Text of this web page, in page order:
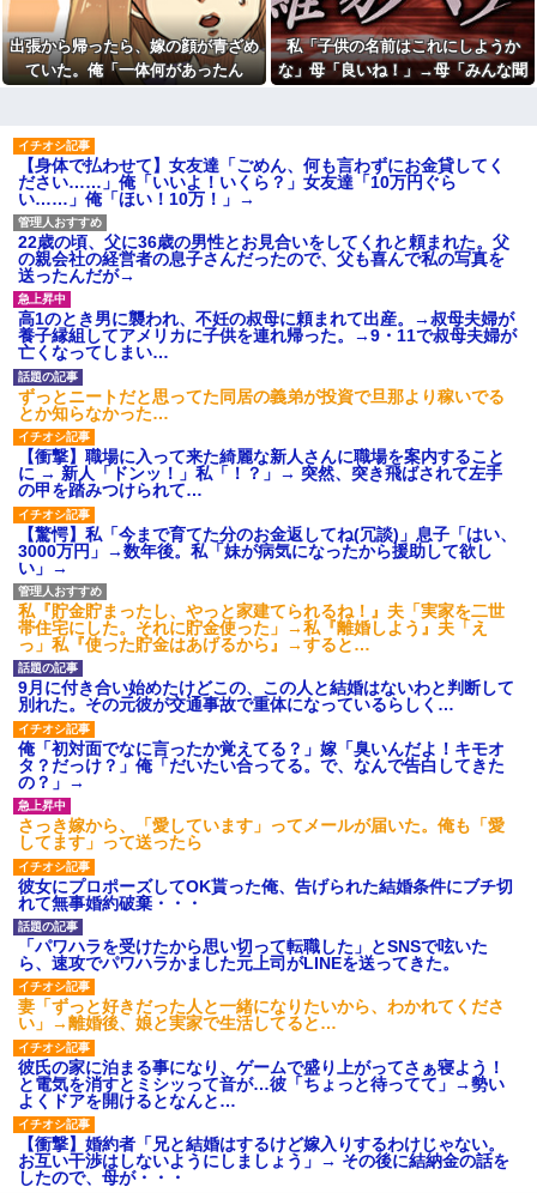
「まっちゃんぐらい稼いでた
ら最終的には許すかもｗ」って
言ったら旦那が突然怒り出し
た。このまま情まで枯渇しそう
出張から帰ったら、嫁の顔が
シャウエッセン公式、またこ
ういうのでいい丼をポスト
AIさん、ドラクエ6を理想的に
アニメ化してしまう
ダイアンのじゃない方がユー
スケさんになってしまっている
という事実←これ
女「43億円注文して………キ
ャンセルっと！」←こいつの目
的
洋服の青山、空調ウェアを発
売ｗｗｗｗｗｗ
賃貸物件を内覧中、ベランダ
に出たら突然ゾワッと両腕に鳥
肌が出た。「やっぱりこの部屋
嫌だ」と思った瞬間、体が前に
ドンッと突き飛ばされて…
ハードオフに売っていた4万
4000円のフィギュアがヤバすぎ
るｗｗｗｗｗｗ「こんな高い
の？ｗｗ」「逆に超安い」
私「ちょっと、人の家の金庫
触らないでよ！」キチママ『そ
こに金庫があったから、開けて
みようとしただけ☆』義兄「泥
は出てけ！二度と来るな！」結
果・・・
私「初めて飲む味だけどなん
のお茶？」彼「ちっ！」私「」
【GIF】JSのカンチョーワロ
タ
後続車にクラクションを鳴ら
され彼氏が逆切れ。「何クラク
ション鳴らしてんだ！降りてこ
いよ！」と怒鳴りだし...
【衝撃】報酬100万円超の治験
募集がこちらｗｗｗｗｗ(※画像
あり)
【ネット騒然】惨殺されたタ
ワマン頂き女子のこの動画、す
げえええええｗｗｗｗｗｗｗｗ
ｗｗｗ
【愕然】白のクラウン俺氏、
高速道路左車線を制限速度で走
った結果wwwwwwwwwwww
百年の恋12-899 食べた量を
張り合ってくる
【悲報】佐藤輝明・・・２軍
でも盛大にやらかす←あまり悲
しませないでくれ
られて
【画像】思わず保存したくな
る「笑える画像・最高な画像」
貼っていけｗｗｗｗｗ
【修羅場】不妊と判明した
夫、前妻の娘に「実の子じゃな
い！」と訴えた結果ｗｗｗｗ
加齢で＊が緩んだのかチョビッ
と漏れるようになった
相手がどんなパイプ持ってい
高校３年生の女です。家が嫌
いすぎて家を出て現在養護施設
で暮らしています
「エプロン持って行った方がい
いよね」旦那「余計な出費すん
っ…」
主な税金の成り立ちを調べて
出張から帰ったら、嫁の顔が青ざめ
ていた。俺「一体何があったん
私「子供の名前はこれにしようか
な」母「良いね！」→母「みんな聞
【身体で払わせて】女友達「ごめん、何も言わずにお金貸してく
ださい……」俺「いいよ！いくら？」女友達「10万円ぐら
い……」俺「ほい！10万！」→
22歳の頃、父に36歳の男性とお見合いをしてくれと頼まれた。父
の親会社の経営者の息子さんだったので、父も喜んで私の写真を
送ったんだが→
高1のとき男に襲われ、不妊の叔母に頼まれて出産。→叔母夫婦が
養子縁組してアメリカに子供を連れ帰った。→9・11で叔母夫婦が
亡くなってしまい…
ずっとニートだと思ってた同居の義弟が投資で旦那より稼いでる
とか知らなかった…
【衝撃】職場に入って来た綺麗な新人さんに職場を案内すること
に → 新人「ドンッ！」私「！？」→ 突然、突き飛ばされて左手
の甲を踏みつけられて…
【驚愕】私「今まで育てた分のお金返してね(冗談)」息子「はい、
3000万円」→数年後。私「妹が病気になったから援助して欲し
い」→
私『貯金貯まったし、やっと家建てられるね！』夫「実家を二世
帯住宅にした。それに貯金使った」→私『離婚しよう』夫「え
っ」私『使った貯金はあげるから』→すると…
9月に付き合い始めたけどこの、この人と結婚はないわと判断して
別れた。その元彼が交通事故で重体になっているらしく…
俺「初対面でなに言ったか覚えてる？」嫁「臭いんだよ！キモオ
タ？だっけ？」俺「だいたい合ってる。で、なんで告白してきた
の？」→
さっき嫁から、「愛しています」ってメールが届いた。俺も「愛
してます」って送ったら
彼女にプロポーズしてOK貰った俺、告げられた結婚条件にブチ切
れて無事婚約破棄・・・
「パワハラを受けたから思い切って転職した」とSNSで呟いた
ら、速攻でパワハラかました元上司がLINEを送ってきた。
妻「ずっと好きだった人と一緒になりたいから、わかれてくださ
い」→離婚後、娘と実家で生活してると…
彼氏の家に泊まる事になり、ゲームで盛り上がってさぁ寝よう！
と電気を消すとミシッって音が…彼「ちょっと待ってて」→勢い
よくドアを開けるとなんと…
【衝撃】婚約者「兄と結婚はするけど嫁入りするわけじゃない。
お互い干渉はしないようにしましょう」→ その後に結納金の話を
したので、母が・・・